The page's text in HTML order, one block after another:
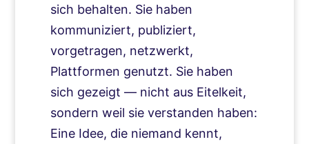
sich behalten. Sie haben
kommuniziert, publiziert,
vorgetragen, netzwerkt,
Plattformen genutzt. Sie haben
sich gezeigt — nicht aus Eitelkeit,
sondern weil sie verstanden haben:
Eine Idee, die niemand kennt,